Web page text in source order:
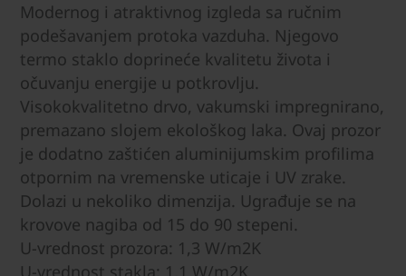
Modernog i atraktivnog izgleda sa ručnim
podešavanjem protoka vazduha. Njegovo
termo staklo doprineće kvalitetu života i
očuvanju energije u potkrovlju.
Visokokvalitetno drvo, vakumski impregnirano,
premazano slojem ekološkog laka. Ovaj prozor
je dodatno zaštićen aluminijumskim profilima
otpornim na vremenske uticaje i UV zrake.
Dolazi u nekoliko dimenzija. Ugrađuje se na
krovove nagiba od 15 do 90 stepeni.
U-vrednost prozora: 1,3 W/m2K
U-vrednost stakla: 1,1 W/m2K